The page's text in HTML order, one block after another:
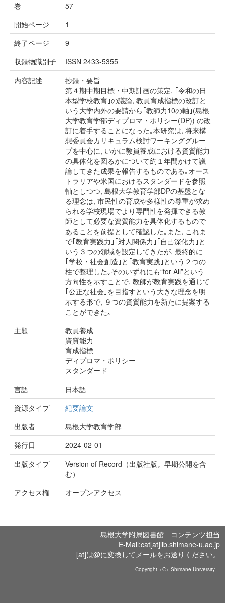
巻
57
開始ページ
1
終了ページ
9
収録物識別子
ISSN 2433-5355
内容記述
抄録・要旨
第４期中期目標・中期計画の策定, ｢令和の日
本型学校教育｣の議論, 教員育成指標の改訂と
いう大学内外の要請から｢教師力10の軸｣(島根
大学教育学部ディプロマ・ポリシー(DP)) の改
訂に着手することになった｡本研究は, 将来構
想委員会カリキュラム検討ワーキンググルー
プを中心に, いかに教員養成における資質能力
の具体化を図るかについて約１年間かけて議
論してきた成果を報告するものである｡オース
トラリアや米国におけるスタンダードを参照
軸としつつ, 島根大学教育学部DPの基盤とな
る理念は, 市民性の育成や多様性の尊重が求め
られる学校現場でより専門性を発揮できる教
師として必要な資質能力を具体化するもので
あることを前提として確認した｡また, これま
で｢教育実践力｣｢対人関係力｣｢自己深化力｣と
いう３つの領域を設定してきたが, 最終的に
｢学校・社会創造｣と｢教育実践｣という２つの
柱で整理した｡そのいずれにも“for All”という
方向性を示すことで, 教師が教育実践を通じて
｢公正な社会｣を目指すという大きな理念を明
示する形で, ９つの資質能力を新たに提案する
ことができた｡
主題
教員養成
資質能力
育成指標
ディプロマ・ポリシー
スタンダード
言語
日本語
資源タイプ
紀要論文
出版者
島根大学教育学部
発行日
2024-02-01
出版タイプ
Version of Record（出版社版。早期公開を含
む）
アクセス権
オープンアクセス
島根大学附属図書館 コンテンツ担当
E-Mail:cat[at]lib.shimane-u.ac.jp
[at]は@に変換してメールをお送りください。
Copyright（C）Shimane University